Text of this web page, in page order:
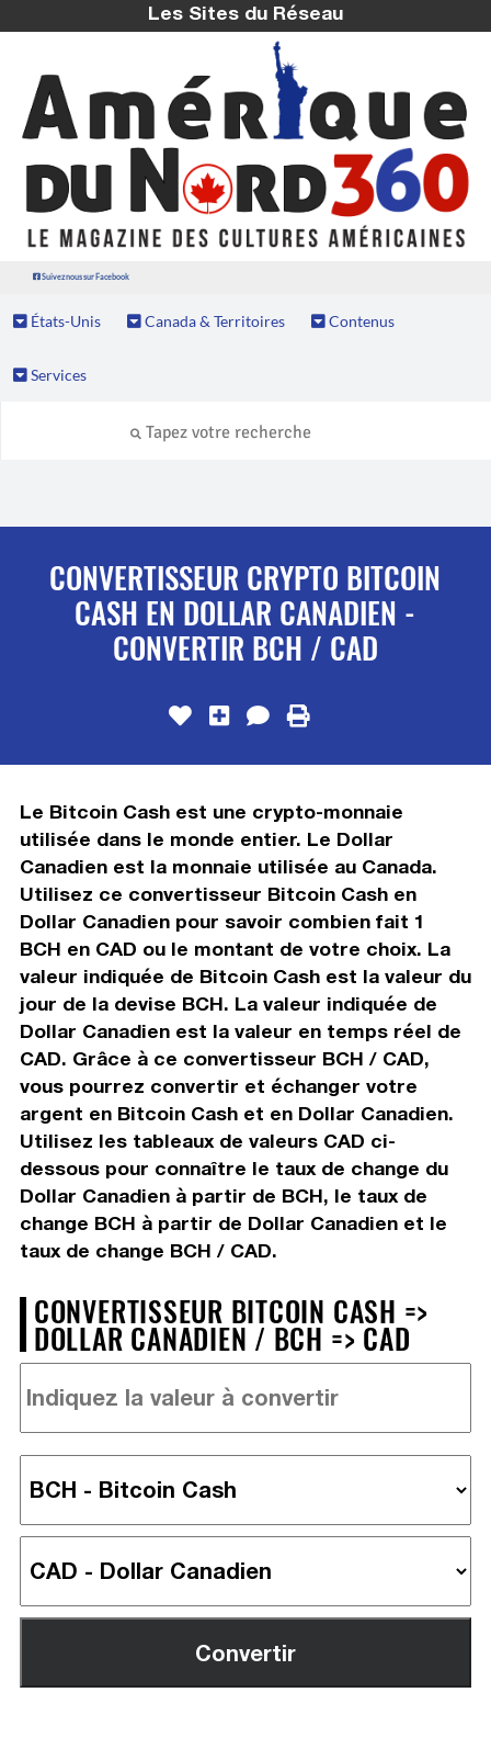
Les Sites du Réseau
Suivez nous sur Facebook
États-Unis Canada & Territoires Contenus
Services
CONVERTISSEUR CRYPTO BITCOIN
CASH EN DOLLAR CANADIEN -
CONVERTIR BCH / CAD
Le Bitcoin Cash est une crypto-monnaie
utilisée dans le monde entier. Le Dollar
Canadien est la monnaie utilisée au Canada.
Utilisez ce convertisseur Bitcoin Cash en
Dollar Canadien pour savoir combien fait 1
BCH en CAD ou le montant de votre choix. La
valeur indiquée de Bitcoin Cash est la valeur du
jour de la devise BCH. La valeur indiquée de
Dollar Canadien est la valeur en temps réel de
CAD. Grâce à ce convertisseur BCH / CAD,
vous pourrez convertir et échanger votre
argent en Bitcoin Cash et en Dollar Canadien.
Utilisez les tableaux de valeurs CAD ci-
dessous pour connaître le taux de change du
Dollar Canadien à partir de BCH, le taux de
change BCH à partir de Dollar Canadien et le
taux de change BCH / CAD.
CONVERTISSEUR BITCOIN CASH =>
DOLLAR CANADIEN / BCH => CAD